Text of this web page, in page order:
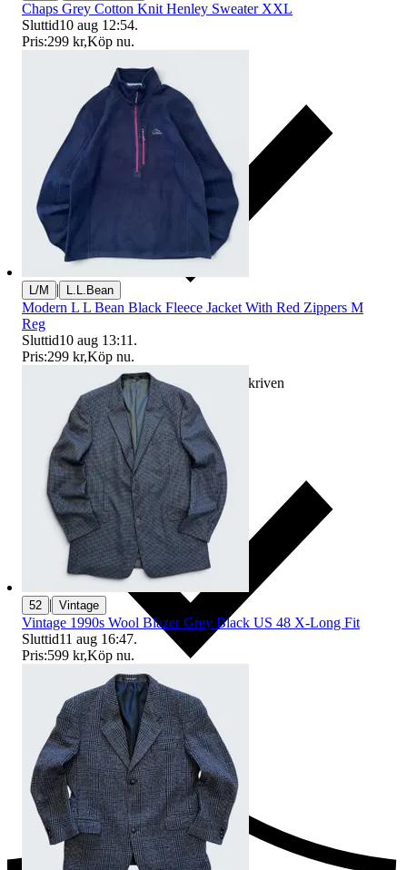
Ersättning om varan inte är som beskriven
Ersättning om du inte får din vara
Chaps Grey Cotton Knit Henley Sweater XXL
Sluttid10 aug 12:54.
Pris:299 kr,Köp nu.
L/M | L.L.Bean
Modern L L Bean Black Fleece Jacket With Red Zippers M
Reg
Sluttid10 aug 13:11 .
Pris:299 kr,Köp nu.
52 | Vintage
Vintage 1990s Wool Blazer Grey Black US 48 X-Long Fit
Sluttid11 aug 16:47.
Pris:599 kr,Köp nu.